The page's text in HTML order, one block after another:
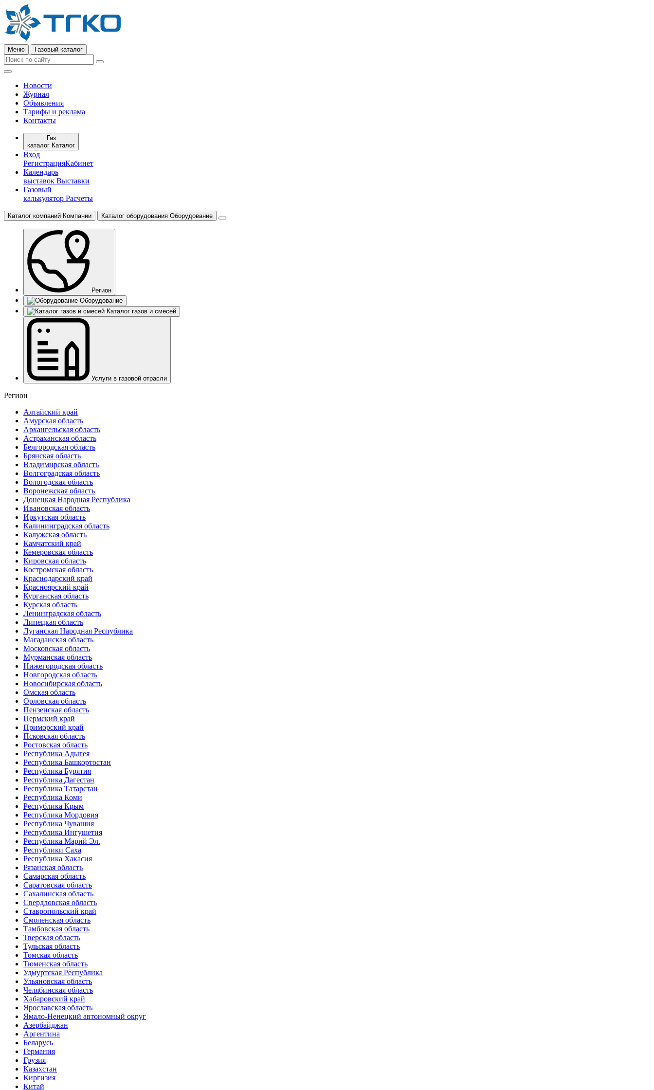
Меню Газовый каталог
Новости
Журнал
Объявления
Тарифы и реклама
Контакты
Газ
каталог Каталог
Вход
РегистрацияКабинет
Календарь
выставок Выставки
Газовый
калькулятор Расчеты
Каталог компаний Компании Каталог оборудования Оборудование
Регион
Оборудование
Каталог газов и смесей
Услуги в газовой отрасли
Регион
Алтайский край
Амурская область
Архангельская область
Астраханская область
Белгородская область
Брянская область
Владимирская область
Волгоградская область
Вологодская область
Воронежская область
Донецкая Народная Республика
Ивановская область
Иркутская область
Калининградская область
Калужская область
Камчатский край
Кемеровская область
Кировская область
Костромская область
Краснодарский край
Красноярский край
Курганская область
Курская область
Ленинградская область
Липецкая область
Луганская Народная Республика
Магаданская область
Московская область
Мурманская область
Нижегородская область
Новгородская область
Новосибирская область
Омская область
Орловская область
Пензенская область
Пермский край
Приморский край
Псковская область
Ростовская область
Республика Адыгея
Республика Башкортостан
Республика Бурятия
Республика Дагестан
Республика Татарстан
Республика Коми
Республика Крым
Республика Мордовия
Республика Чувашия
Республика Ингушетия
Республика Марий Эл.
Республики Саха
Республика Хакасия
Рязанская область
Самарская область
Саратовская область
Сахалинская область
Свердловская область
Ставропольский край
Смоленская область
Тамбовская область
Тверская область
Тульская область
Томская область
Тюменская область
Удмуртская Республика
Ульяновская область
Челябинская область
Хабаровский край
Ярославская область
Ямало-Ненецкий автономный округ
Азербайджан
Аргентина
Беларусь
Германия
Грузия
Казахстан
Киргизия
Китай